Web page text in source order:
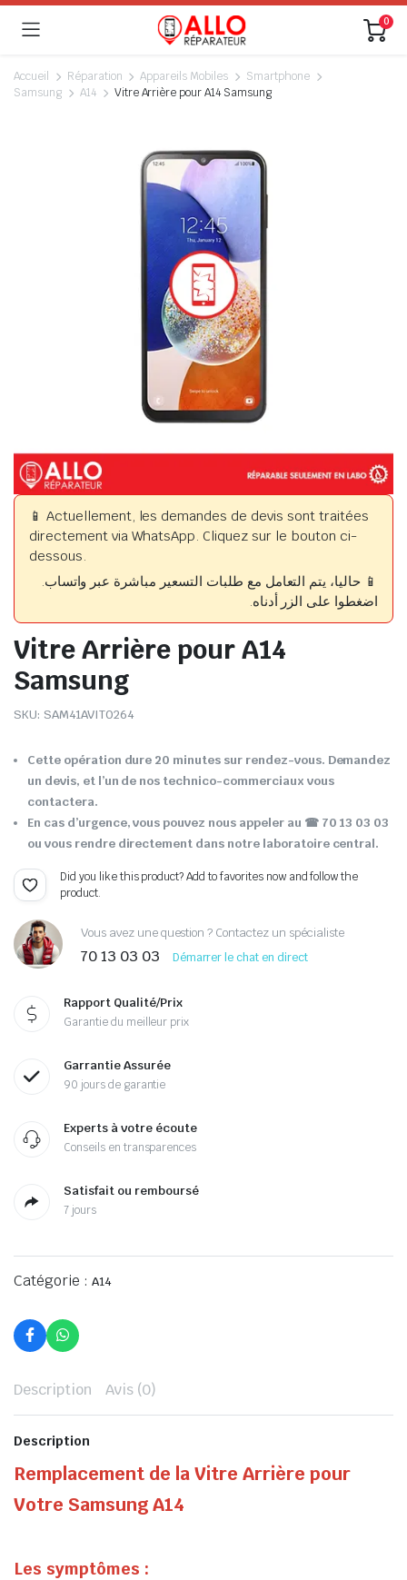
0
Accueil Réparation Appareils Mobiles
Smartphone
Samsung
A14 Vitre Arrière pour A14 Samsung
📱 Actuellement, les demandes de devis sont traitées
directement via WhatsApp. Cliquez sur le bouton ci-
dessous.
📱 حاليا، يتم التعامل مع طلبات التسعير مباشرة عبر واتساب.
اضغطوا على الزر أدناه.
Vitre Arrière pour A14
Samsung
SKU: SAM41AVIT0264
Cette opération dure 20 minutes sur rendez-vous. Demandez
un devis, et l’un de nos technico-commerciaux vous
contactera.
En cas d’urgence, vous pouvez nous appeler au ☎ 70 13 03 03
ou vous rendre directement dans notre laboratoire central.
Did you like this product? Add to favorites now and follow the
product.
Vous avez une question ? Contactez un spécialiste
70 13 03 03 Démarrer le chat en direct
Rapport Qualité/Prix
Garantie du meilleur prix
Garrantie Assurée
90 jours de garantie
Experts à votre écoute
Conseils en transparences
Satisfait ou remboursé
7 jours
Catégorie : A14
Description Avis (0)
Description
Remplacement de la Vitre Arrière pour
Votre Samsung A14
Les symptômes :